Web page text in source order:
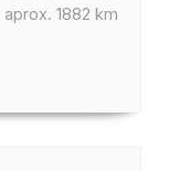
aprox. 1882 km